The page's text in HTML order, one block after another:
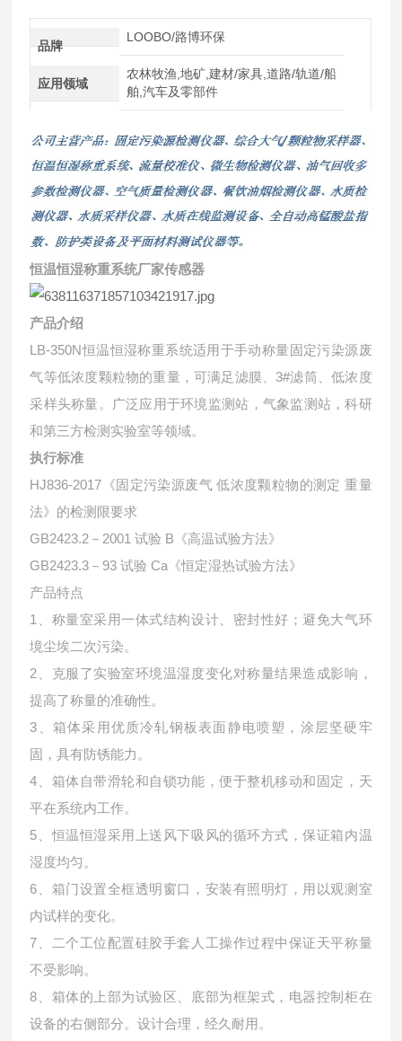
品牌
LOOBO/路博环保
应用领域
农林牧渔,地矿,建材/家具,道路/轨道/船
舶,汽车及零部件
恒温恒湿称重系统厂家传感器
产品介绍
LB-350N恒温恒湿称重系统适用于手动称量固定污染源废
气等低浓度颗粒物的重量，可满足滤膜、3#滤筒、低浓度
采样头称量。广泛应用于环境监测站，气象监测站，科研
和第三方检测实验室等领域。
执行标准
HJ836-2017《固定污染源废气 低浓度颗粒物的测定 重量
法》的检测限要求
GB2423.2－2001 试验 B《高温试验方法》
GB2423.3－93 试验 Ca《恒定湿热试验方法》
产品特点
1、称量室采用一体式结构设计、密封性好；避免大气环
境尘埃二次污染。
2、克服了实验室环境温湿度变化对称量结果造成影响，
提高了称量的准确性。
3、箱体采用优质冷轧钢板表面静电喷塑，涂层坚硬牢
固，具有防锈能力。
4、箱体自带滑轮和自锁功能，便于整机移动和固定，天
平在系统内工作。
5、恒温恒湿采用上送风下吸风的循环方式，保证箱内温
湿度均匀。
6、箱门设置全框透明窗口，安装有照明灯，用以观测室
内试样的变化。
7、二个工位配置硅胶手套人工操作过程中保证天平称量
不受影响。
8、箱体的上部为试验区、底部为框架式，电器控制柜在
设备的右侧部分。设计合理，经久耐用。